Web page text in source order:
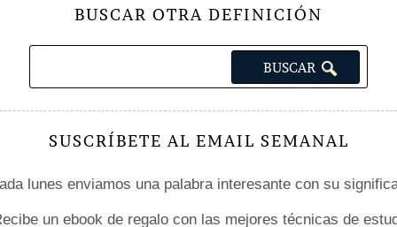
BUSCAR OTRA DEFINICIÓN
SUSCRÍBETE AL EMAIL SEMANAL
lunes enviamos una palabra interesante con su
un ebook de regalo con las mejores técnicas de